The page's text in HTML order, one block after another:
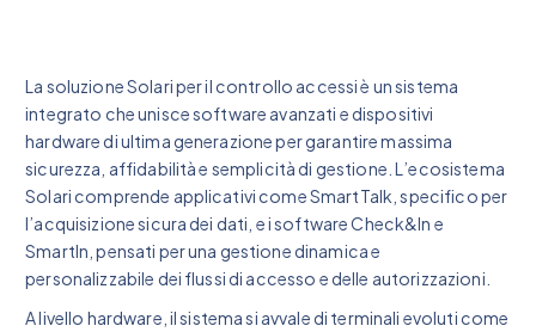
La soluzione Solari per il controllo accessi è un sistema
integrato che unisce software avanzati e dispositivi
hardware di ultima generazione per garantire massima
sicurezza, affidabilità e semplicità di gestione. L’ecosistema
Solari comprende applicativi come SmartTalk, specifico per
l’acquisizione sicura dei dati, e i software Check&In e
SmartIn, pensati per una gestione dinamica e
personalizzabile dei flussi di accesso e delle autorizzazioni.
A livello hardware, il sistema si avvale di terminali evoluti come